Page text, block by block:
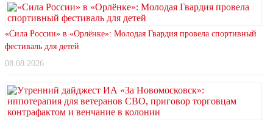
«Сила России» в «Орлёнке»: Молодая Гвардия провела спортивный
фестиваль для детей
08.08.2026